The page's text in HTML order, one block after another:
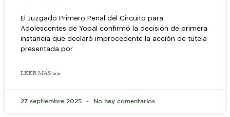
El Juzgado Primero Penal del Circuito para
Adolescentes de Yopal confirmó la decisión de primera
instancia que declaró improcedente la acción de tutela
presentada por
LEER MÁS >>
27 septiembre 2025 No hay comentarios